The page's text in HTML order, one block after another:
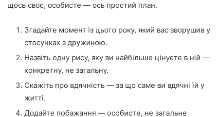
щось своє, особисте — ось простий план.
Згадайте момент із цього року, який вас зворушив у
стосунках з дружиною.
Назвіть одну рису, яку ви найбільше цінуєте в ній —
конкретну, не загальну.
Скажіть про вдячність — за що саме ви вдячні їй у
житті.
Додайте побажання — особисте, не загальне